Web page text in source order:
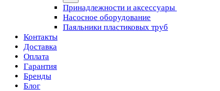
Принадлежности и аксессуары
Насосное оборудование
Паяльники пластиковых труб
Контакты
Доставка
Оплата
Гарантия
Бренды
Блог